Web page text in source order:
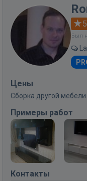
Был
Цены
Сборка другой мебели
Примеры работ
Контакты